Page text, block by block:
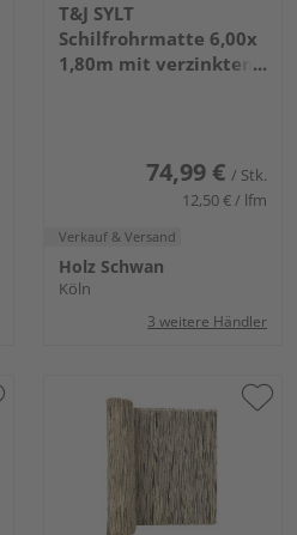
T&J SYLT
Schilfrohrmatte 6,00x
1,80m mit verzinktem
74,99 € / Stk.
12,50 € / lfm
Verkauf & Versand
Holz Schwan
Köln
3 weitere Händler